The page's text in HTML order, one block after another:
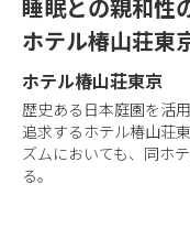
睡眠との親和性
ホテル椿山荘東
ホテル椿山荘東京
歴史ある日本庭園を活
追求するホテル椿山荘
ズムにおいても、同ホ
る。